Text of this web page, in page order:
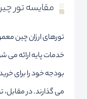
مقایسه تور
خدمات پایه ارائه می
بودجه خود را برای
می گذارند. در